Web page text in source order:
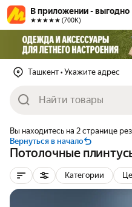
В приложении - выгодно
★★★★★ (700К)
Ташкент • Укажите адрес
Вы находитесь на 2 странице
Вернуться в начало
Потолочные
Категории